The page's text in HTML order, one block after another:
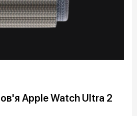
Apple Watch Ultra 2